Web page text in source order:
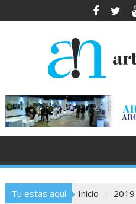
al
Tu estas aquí Inicio 2019